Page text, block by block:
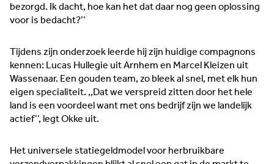
bezorgd. Ik dacht, hoe kan het dat daar nog geen oplossing
voor is bedacht?’’
Tijdens zijn onderzoek leerde hij zijn huidige compagnons
kennen: Lucas Hullegie uit Arnhem en Marcel Kleizen uit
Wassenaar. Een gouden team, zo bleek al snel, met elk hun
eigen specialiteit. ,,Dat we verspreid zitten door het hele
land is een voordeel want met ons bedrijf zijn we landelijk
actief’’, legt Okke uit.
Het universele statiegeldmodel voor herbruikbare
Duurzaam Food
Horeca &
Retail